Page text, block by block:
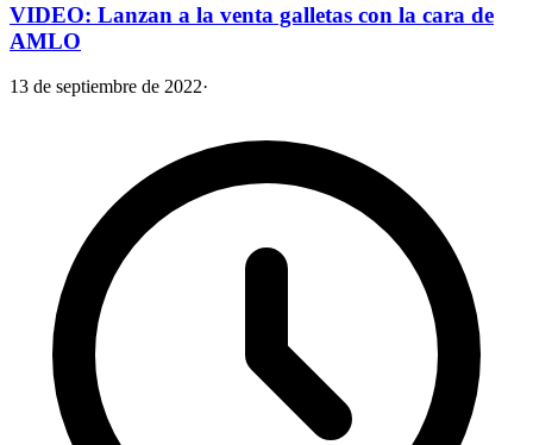
VIDEO: Lanzan a la venta galletas con la cara de
AMLO
13 de septiembre de 2022·